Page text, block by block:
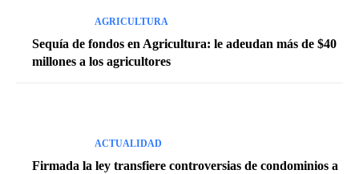
AGRICULTURA
Sequía de fondos en Agricultura: le adeudan más de $40
millones a los agricultores
ACTUALIDAD
Firmada la ley transfiere controversias de condominios a